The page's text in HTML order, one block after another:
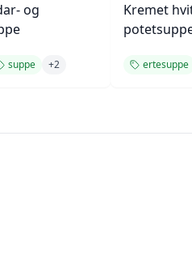
og
suppe +2
Kremet
ertesuppe